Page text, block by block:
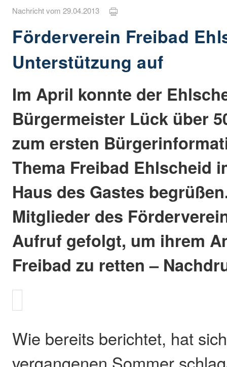
Nachricht vom 29.04.2013
Förderverein Freibad
Unterstützung auf
Im April konnte der
Bürgermeister Lück über
zum ersten
Thema Freibad Ehlscheid
Haus des Gastes
Mitglieder des
Aufruf gefolgt, um ihrem
Freibad zu retten –
Wie bereits berichtet, hat